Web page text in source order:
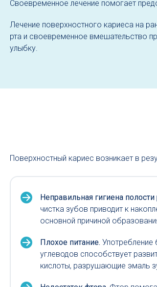
Своевременное лечение помогает
Лечение поверхностного кариеса на
рта и своевременное вмешательство
улыбку.
Поверхностный кариес возникает в
Неправильная гигиена полости
чистка зубов приводит к
основной причиной
Плохое питание. Употребление
углеводов способствует
кислоты, разрушающие эмаль